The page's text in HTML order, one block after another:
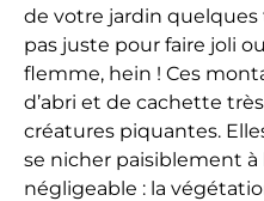
de votre jardin quelques
pas juste pour faire joli
flemme, hein ! Ces
d’abri et de cachette
créatures piquantes.
se nicher paisiblement à
négligeable : la